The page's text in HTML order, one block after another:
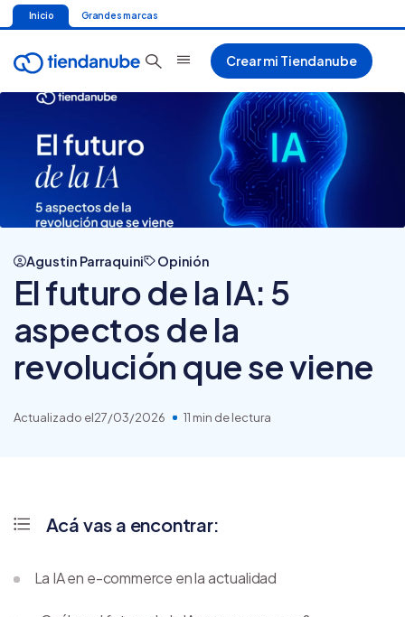
Inicio Grandes marcas
Crear mi Tiendanube
Agustin Parraquini Opinión
El futuro de la IA: 5
aspectos de la
revolución que se viene
Actualizado el27/03/2026 11 min de lectura
Acá vas a encontrar:
La IA en e-commerce en la actualidad